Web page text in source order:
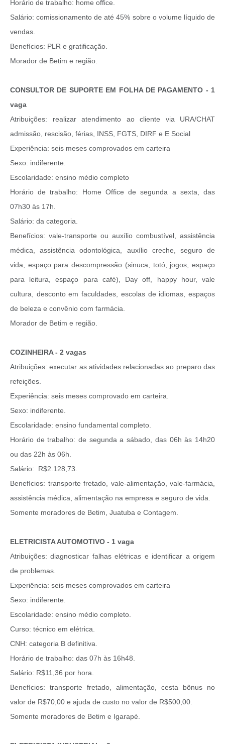
Horário de trabalho: home office.
Salário: comissionamento de até 45% sobre o volume líquido de
vendas.
Benefícios: PLR e gratificação.
Morador de Betim e região.
CONSULTOR DE SUPORTE EM FOLHA DE PAGAMENTO - 1
vaga
Atribuições: realizar atendimento ao cliente via URA/CHAT
admissão, rescisão, férias, INSS, FGTS, DIRF e E Social
Experiência: seis meses comprovados em carteira
Sexo: indiferente.
Escolaridade: ensino médio completo
Horário de trabalho: Home Office de segunda a sexta, das
07h30 às 17h.
Salário: da categoria.
Benefícios: vale-transporte ou auxílio combustível, assistência
médica, assistência odontológica, auxílio creche, seguro de
vida, espaço para descompressão (sinuca, totó, jogos, espaço
para leitura, espaço para café), Day off, happy hour, vale
cultura, desconto em faculdades, escolas de idiomas, espaços
de beleza e convênio com farmácia.
Morador de Betim e região.
COZINHEIRA - 2 vagas
Atribuições: executar as atividades relacionadas ao preparo das
refeições.
Experiência: seis meses comprovado em carteira.
Sexo: indiferente.
Escolaridade: ensino fundamental completo.
Horário de trabalho: de segunda a sábado, das 06h às 14h20
ou das 22h às 06h.
Salário: R$2.128,73.
Benefícios: transporte fretado, vale-alimentação, vale-farmácia,
assistência médica, alimentação na empresa e seguro de vida.
Somente moradores de Betim, Juatuba e Contagem.
ELETRICISTA AUTOMOTIVO - 1 vaga
Atribuições: diagnosticar falhas elétricas e identificar a origem
de problemas.
Experiência: seis meses comprovados em carteira
Sexo: indiferente.
Escolaridade: ensino médio completo.
Curso: técnico em elétrica.
CNH: categoria B definitiva.
Horário de trabalho: das 07h às 16h48.
Salário: R$11,36 por hora.
Benefícios: transporte fretado, alimentação, cesta bônus no
valor de R$70,00 e ajuda de custo no valor de R$500,00.
Somente moradores de Betim e Igarapé.